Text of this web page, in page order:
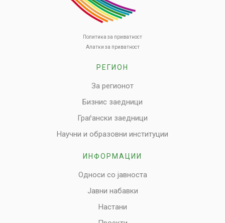
Политика за приватност
Алатки за приватност
РЕГИОН
За регионот
Бизнис заедници
Граѓански заедници
Научни и образовни институции
ИНФОРМАЦИИ
Односи со јавноста
Јавни набавки
Настани